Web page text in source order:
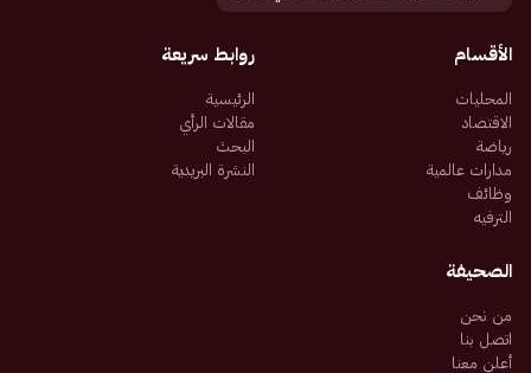
الأقسام
المحليات
الاقتصاد
رياضة
مدارات عالمية
وظائف
الترفيه
روابط سريعة
الرئيسية
مقالات الرأي
البحث
النشرة البريدية
الصحيفة
من نحن
اتصل بنا
أعلن معنا